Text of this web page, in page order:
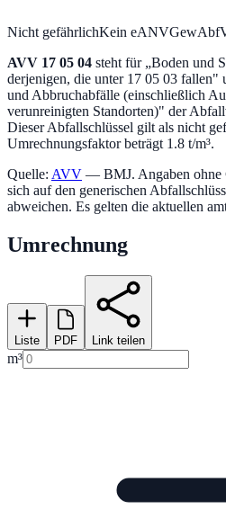
Nicht gefährlichKein eANV
AVV 17 05 04 steht für „Boden und
derjenigen, die unter 17 05 03 fallen"
und Abbruchabfälle (einschließlich
verunreinigten Standorten)" der
Dieser Abfallschlüssel gilt als nicht
Umrechnungsfaktor beträgt 1.8 t/m³.
Quelle: AVV — BMJ. Angaben ohne
sich auf den generischen
abweichen. Es gelten die aktuellen
Umrechnung
Liste PDF Link teilen
m³